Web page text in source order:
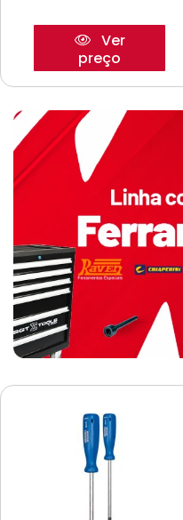
Ver
preço